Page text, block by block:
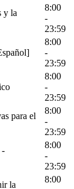
y la
8:00
-
23:59
8:00
-
23:59
8:00
-
23:59
para el
8:00
-
23:59
-
8:00
-
23:59
la
8:00